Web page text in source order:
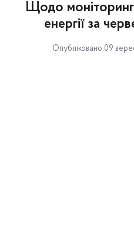
Щодо
енергії за
Опубліковано 09